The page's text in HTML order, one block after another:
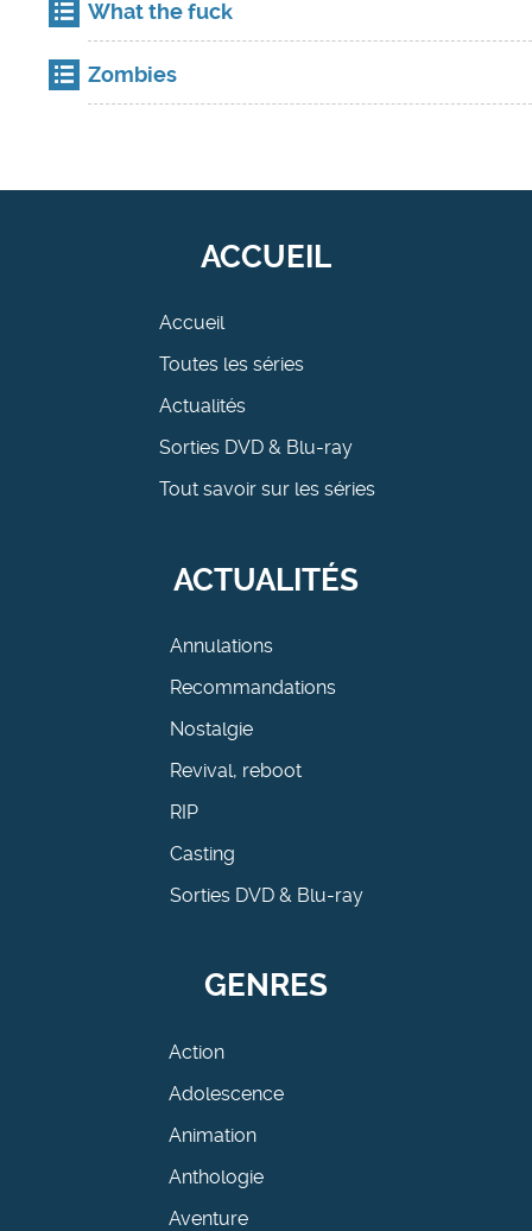
What the fuck
Zombies
ACCUEIL
Accueil
Toutes les séries
Actualités
Sorties DVD & Blu-ray
Tout savoir sur les séries
ACTUALITÉS
Annulations
Recommandations
Nostalgie
Revival, reboot
RIP
Casting
Sorties DVD & Blu-ray
GENRES
Action
Adolescence
Animation
Anthologie
Aventure